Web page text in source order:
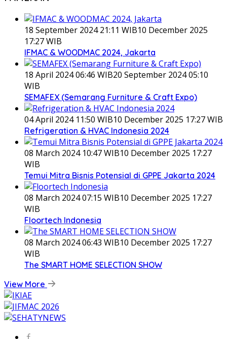
18 September 2024 21:11 WIB10 December 2025
17:27 WIB
IFMAC & WOODMAC 2024, Jakarta
18 April 2024 06:46 WIB20 September 2024 05:10
WIB
SEMAFEX (Semarang Furniture & Craft Expo)
04 April 2024 11:50 WIB10 December 2025 17:27 WIB
Refrigeration & HVAC Indonesia 2024
08 March 2024 10:47 WIB10 December 2025 17:27
WIB
Temui Mitra Bisnis Potensial di GPPE Jakarta 2024
08 March 2024 07:15 WIB10 December 2025 17:27
WIB
Floortech Indonesia
08 March 2024 06:43 WIB10 December 2025 17:27
WIB
The SMART HOME SELECTION SHOW
View More